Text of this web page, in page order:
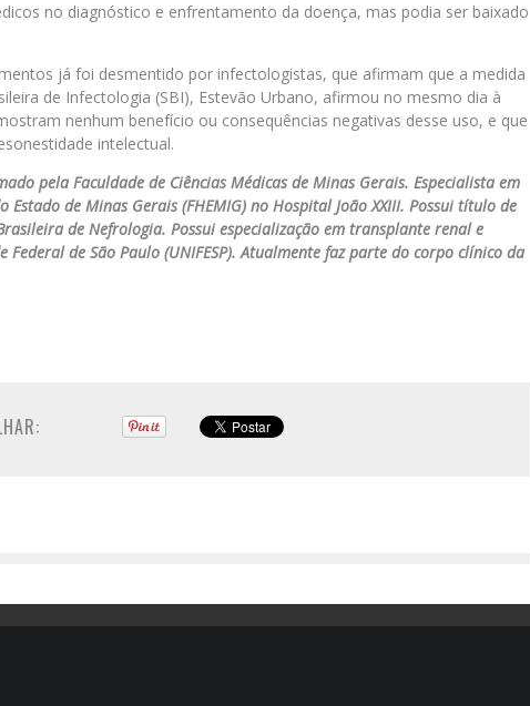
no diagnóstico e enfrentamento da doença, mas podia ser baixado
já foi desmentido por infectologistas, que afirmam que a medida
de Infectologia (SBI), Estevão Urbano, afirmou no mesmo dia à
nenhum benefício ou consequências negativas desse uso, e que
intelectual.
pela Faculdade de Ciências Médicas de Minas Gerais. Especialista em
de Minas Gerais (FHEMIG) no Hospital João XXIII. Possui título de
de Nefrologia. Possui especialização em transplante renal e
de São Paulo (UNIFESP). Atualmente faz parte do corpo clínico da